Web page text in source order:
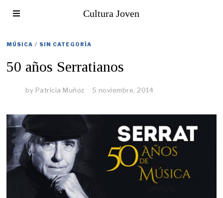
Cultura Joven
MÚSICA / SIN CATEGORÍA
50 años Serratianos
by Patricia Muñoz 5 noviembre, 2014